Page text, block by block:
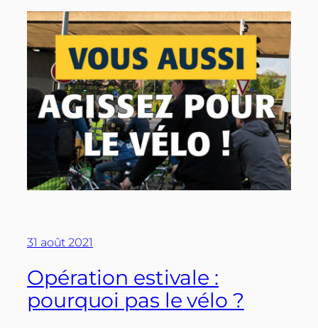
31 août 2021
Opération estivale :
pourquoi pas le vélo ?